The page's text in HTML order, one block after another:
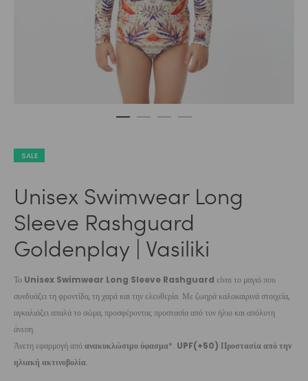
SALE
Unisex Swimwear Long
Sleeve Rashguard
Goldenplay | Vasiliki
Το Unisex Swimwear Long Sleeve Rashguard είναι το μαγιό που
συνδυάζει τη φροντίδα, τη χαρά και την ελευθερία. Με ζωηρά καλοκαιρινά στοιχεία,
αγκαλιάζει απαλά το σώμα, προσφέροντας προστασία από τον ήλιο και απόλυτη
άνεση.
Άνετη εφαρμογή απόανακυκλώσιμο ύφασμα*. UPF(+50) Προστασία από την
ηλιακή ακτινοβολία.